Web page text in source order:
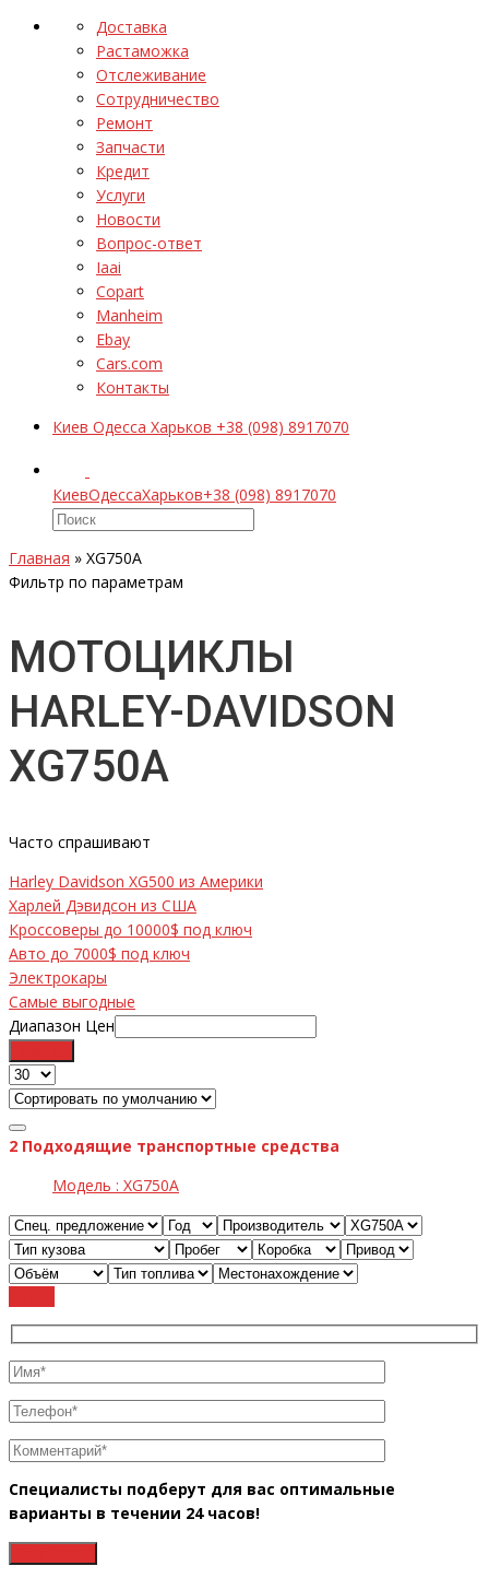
Доставка
Растаможка
Отслеживание
Сотрудничество
Ремонт
Запчасти
Кредит
Услуги
Новости
Вопрос-ответ
Iaai
Copart
Manheim
Ebay
Cars.com
Контакты
Киев Одесса Харьков +38 (098) 8917070
КиевОдессаХарьков+38 (098) 8917070
Главная » XG750A
Фильтр по параметрам
МОТОЦИКЛЫ
HARLEY-DAVIDSON
XG750A
Часто спрашивают
Harley Davidson XG500 из Америки
Харлей Дэвидсон из США
Кроссоверы до 10000$ под ключ
Авто до 7000$ под ключ
Электрокары
Самые выгодные
Диапазон Цен
2 Подходящие транспортные средства
Модель : XG750A
Специалисты подберут для вас оптимальные
варианты в течении 24 часов!